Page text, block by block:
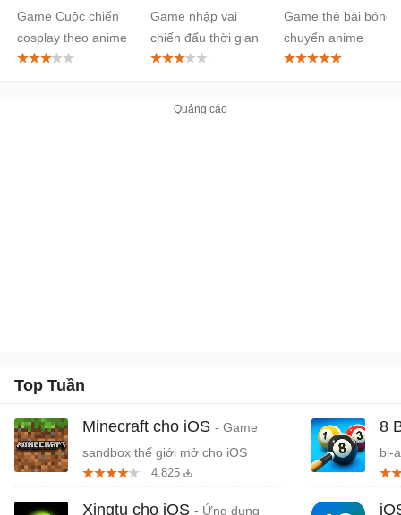
iOS
Game Cuộc chiến
cosplay theo anime
2.5 Dimensional
cho iOS
Game nhập vai
chiến đấu thời gian
thực 8 người
Game thẻ bài bóng
chuyển anime
Haikyu
Top Tuần
Minecraft cho iOS - Game
sandbox thế giới mở cho iOS
4.825
Xingtu cho iOS - Ứng dụng
8
bi-